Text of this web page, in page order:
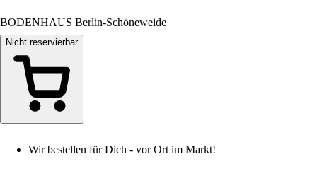
BODENHAUS Berlin-Schöneweide
Nicht reservierbar
Wir bestellen für Dich - vor Ort im Markt!